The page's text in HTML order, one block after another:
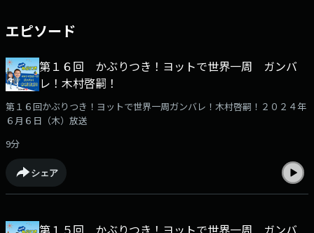
エピソード
第１６回 かぶりつき！ヨットで世界一周 ガンバ
レ！木村啓嗣！
第１６回かぶりつき！ヨットで世界一周ガンバレ！木村啓嗣！２０２４年
６月６日（木）放送
9分
シェア
第１５回 かぶりつき！ヨットで世界一周 ガンバ